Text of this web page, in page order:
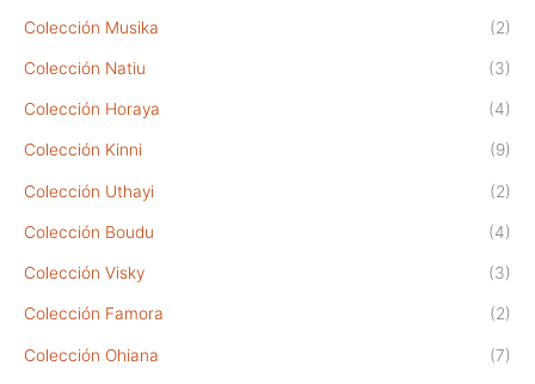
Colección Musika (2)
Colección Natiu (3)
Colección Horaya (4)
Colección Kinni (9)
Colección Uthayi (2)
Colección Boudu (4)
Colección Visky (3)
Colección Famora (2)
Colección Ohiana (7)